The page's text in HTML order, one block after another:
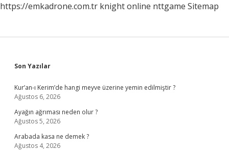
https://emkadrone.com.tr knight online nttgame Sitemap
Sidebar
Son Yazılar
Kur’an-ı Kerim’de hangi meyve üzerine yemin edilmiştir ?
Ağustos 6, 2026
Ayağın ağrıması neden olur ?
Ağustos 5, 2026
Arabada kasa ne demek ?
Ağustos 4, 2026